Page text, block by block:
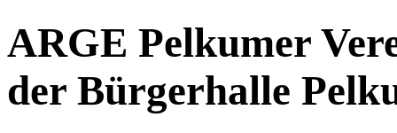
ARGE Pelkumer
der Bürgerhalle